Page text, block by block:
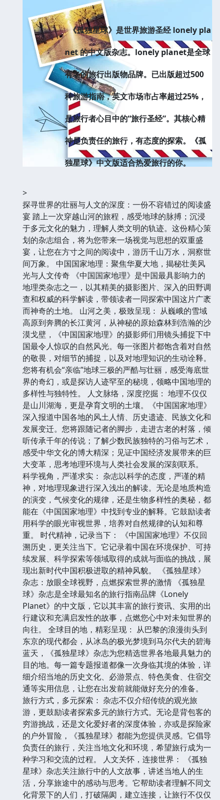
《孤独星球》是世界旅游圣经 lonely pla
net 的中文版杂志。lonely planet是全球
有名的旅行出版物品牌。已出版超过500
种旅游指南，英文市场市占率超过25%，
是旅行者心目中的“旅行圣经”。其核心精
神是负责任的旅行，有态度的探索。《孤
独星球》中文版适合热爱旅行的你。
>
探寻世界的壮丽与人文的深度：一份不容错过的阅读盛
宴 踏上一次穿越山河的旅程，感受地球的脉搏；沉浸
于多元文化的魅力，理解人类文明的轨迹。这份精心策
划的杂志组合，将为您带来一场视觉与思想的双重盛
宴，让您在方寸之间的阅读中，游历千山万水，洞察世
间万象。 中国国家地理：聚焦华夏大地，揭秘壮美风
光与人文传奇 《中国国家地理》是中国最具影响力的
地理类杂志之一，以其精美的摄影图片、深入的田野调
查和权威的科学解读，带领读者一同探索中国这片广袤
而神奇的土地。 山河之美，极致呈现： 从巍峨的雪域
高原到奔腾的长江黄河，从神秘的原始森林到浩瀚的沙
漠戈壁，《中国国家地理》的摄影师们用镜头捕捉下中
国最令人惊叹的自然风光。每一张图片都饱含着对自然
的敬畏，对细节的捕捉，以及对地理知识的生动诠释。
您将有机会“亲临”地球三极的严酷与壮丽，感受海底世
界的奇幻，或是探访人迹罕至的秘境，领略中国地理的
多样性与独特性。 人文脉络，深度挖掘： 地理不仅仅
是山川湖海，更是孕育文明的土壤。《中国国家地理》
深入报道中国各地的风土人情、历史遗迹、民族文化和
发展变迁。您将跟随记者的脚步，走进古老的村落，倾
听传承千年的传说；了解少数民族独特的习俗与艺术，
感受中华文化的博大精深；见证中国经济发展带来的巨
大变革，思考地理环境与人类社会发展的深刻联系。
科学视角，严谨求实： 杂志以科学的态度，严谨的精
神，对地理现象进行深入浅出的解读。无论是地质构造
的演变，气候变化的规律，还是生物多样性的奥秘，都
能在《中国国家地理》中找到专业的解释。它鼓励读者
用科学的眼光审视世界，培养对自然规律的认知和尊
重。 时代精神，记录当下： 《中国国家地理》不仅回
溯历史，更关注当下。它记录着中国在环境保护、可持
续发展、科学探索等领域取得的成就与面临的挑战，展
现出新时代中国积极进取的精神风貌。 《孤独星球》
杂志：放眼全球视野，点燃探索世界的激情 《孤独星
球》杂志是全球最知名的旅行指南品牌《Lonely
Planet》的中文版，它以其丰富的旅行资讯、实用的出
行建议和充满启发性的故事，点燃您心中对未知世界的
向往。 全球目的地，精彩呈现： 从巴黎的浪漫街头到
东京的现代都会，从冰岛的极光梦境到马尔代夫的碧海
蓝天，《孤独星球》杂志为您精选世界各地最具魅力的
目的地。每一篇专题报道都像一次身临其境的体验，详
细介绍当地的历史文化、必游景点、特色美食、住宿交
通等实用信息，让您在出发前就能做好充分的准备。
旅行方式，多元探索： 杂志不仅介绍传统的观光旅
游，更鼓励读者探索多元的旅行方式。无论是背包客的
穷游挑战，还是文化爱好者的深度体验，亦或是探险家
的户外冒险，《孤独星球》都能为您提供灵感。它倡导
负责任的旅行，关注当地文化和环境，希望旅行成为一
种学习和交流的过程。 人文关怀，连接世界： 《孤独
星球》杂志关注旅行中的人文故事，讲述当地人的生
活，分享旅途中的感动与思考。它帮助读者理解不同文
化背景下的人们，打破隔阂，建立连接，让旅行不仅仅